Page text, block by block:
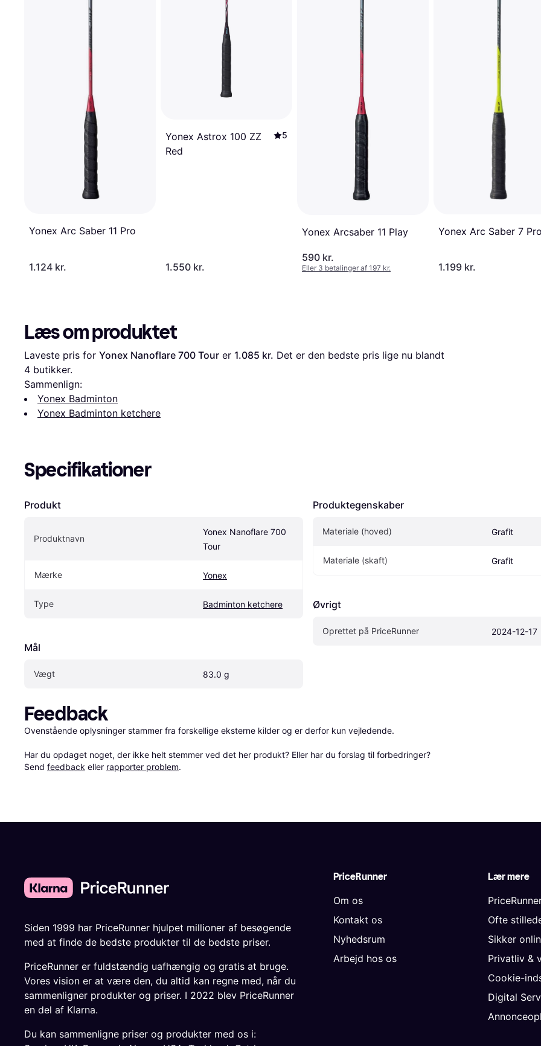
Yonex Arc Saber 11 Pro
1.124 kr.
Yonex Astrox 100 ZZ
Red
5
1.550 kr.
Yonex Arcsaber 11 Play
590 kr.
Eller 3 betalinger af 197 kr.
Yonex Arc Saber 7
1.199 kr.
Læs om produktet
Laveste pris for Yonex Nanoflare 700 Tour er 1.085 kr.
4 butikker.
Sammenlign:
Yonex Badminton
Yonex Badminton ketchere
Specifikationer
Produkt
Produktnavn
Yonex Nanoflare 700
Tour
Mærke Yonex
Type Badminton ketchere
Mål
Vægt 83.0 g
Produktegenskaber
Materiale (hoved) Grafit
Materiale (skaft) Grafit
Øvrigt
Oprettet på PriceRunner 2024-12-17
Feedback
Ovenstående oplysninger stammer fra forskellige eksterne kilder og er derfor kun vejledende.
Har du opdaget noget, der ikke helt stemmer ved det her produkt? Eller har du forslag til forbedringer?
Send feedback eller rapporter problem.
PriceRunner
Om os
Kontakt os
Nyhedsrum
Arbejd hos os
Lær mere
Ofte
Sikker
Privatliv &
Cookie-
Digital
Siden 1999 har PriceRunner hjulpet millioner af besøgende
med at finde de bedste produkter til de bedste priser.
PriceRunner er fuldstændig uafhængig og gratis at bruge.
Vores vision er at være den, du altid kan regne med, når du
sammenligner produkter og priser. I 2022 blev PriceRunner
en del af Klarna.
Du kan sammenligne priser og produkter med os i: